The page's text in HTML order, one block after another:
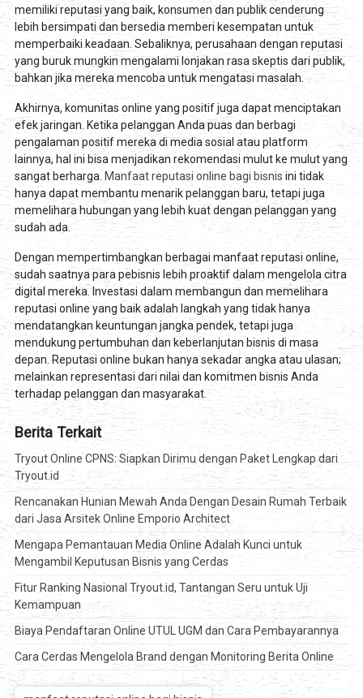
memiliki reputasi yang baik, konsumen dan publik cenderung
lebih bersimpati dan bersedia memberi kesempatan untuk
memperbaiki keadaan. Sebaliknya, perusahaan dengan reputasi
yang buruk mungkin mengalami lonjakan rasa skeptis dari publik,
bahkan jika mereka mencoba untuk mengatasi masalah.
Akhirnya, komunitas online yang positif juga dapat menciptakan
efek jaringan. Ketika pelanggan Anda puas dan berbagi
pengalaman positif mereka di media sosial atau platform
lainnya, hal ini bisa menjadikan rekomendasi mulut ke mulut yang
sangat berharga. Manfaat reputasi online bagi bisnis ini tidak
hanya dapat membantu menarik pelanggan baru, tetapi juga
memelihara hubungan yang lebih kuat dengan pelanggan yang
sudah ada.
Dengan mempertimbangkan berbagai manfaat reputasi online,
sudah saatnya para pebisnis lebih proaktif dalam mengelola citra
digital mereka. Investasi dalam membangun dan memelihara
reputasi online yang baik adalah langkah yang tidak hanya
mendatangkan keuntungan jangka pendek, tetapi juga
mendukung pertumbuhan dan keberlanjutan bisnis di masa
depan. Reputasi online bukan hanya sekadar angka atau ulasan;
melainkan representasi dari nilai dan komitmen bisnis Anda
terhadap pelanggan dan masyarakat.
Berita Terkait
Tryout Online CPNS: Siapkan Dirimu dengan Paket Lengkap dari
Tryout.id
Rencanakan Hunian Mewah Anda Dengan Desain Rumah Terbaik
dari Jasa Arsitek Online Emporio Architect
Mengapa Pemantauan Media Online Adalah Kunci untuk
Mengambil Keputusan Bisnis yang Cerdas
Fitur Ranking Nasional Tryout.id, Tantangan Seru untuk Uji
Kemampuan
Biaya Pendaftaran Online UTUL UGM dan Cara Pembayarannya
Cara Cerdas Mengelola Brand dengan Monitoring Berita Online